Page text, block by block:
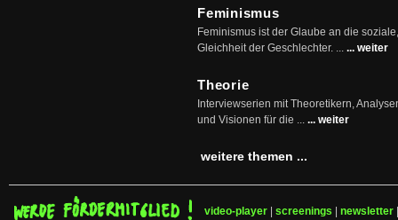
Feminismus
Feminismus ist der Glaube an die
Gleichheit der Geschlechter. ... ... weiter
Theorie
Interviewserien mit Theoretikern,
und Visionen für die ... ... weiter
weitere themen ...
video-player screenings newsletter